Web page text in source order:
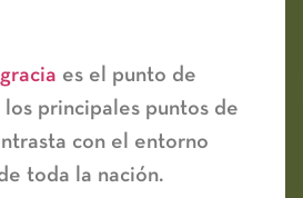
es el punto de
principales puntos de
con el entorno
toda la nación.